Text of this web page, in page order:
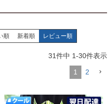
順 新着順 レビュー順
31件中 1-30件表示
1 2